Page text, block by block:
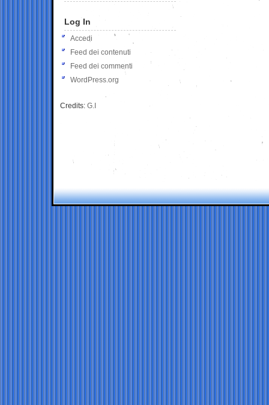
Log In
Accedi
Feed dei contenuti
Feed dei commenti
WordPress.org
Credits: G.I